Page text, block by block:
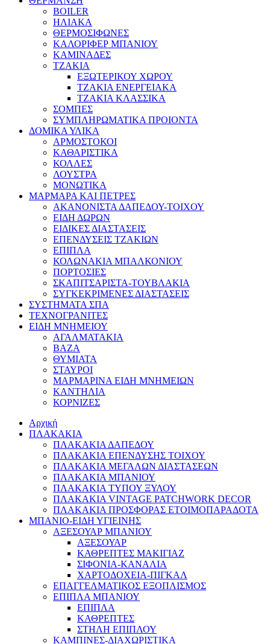
BOILER
ΗΛΙΑΚΑ
ΘΕΡΜΟΣΙΦΩΝΕΣ
ΚΑΛΟΡΙΦΕΡ ΜΠΑΝΙΟΥ
ΚΑΜΙΝΑΔΕΣ
ΤΖΑΚΙΑ
ΕΞΩΤΕΡΙΚΟΥ ΧΩΡΟΥ
ΤΖΑΚΙΑ ΕΝΕΡΓΕΙΑΚΑ
ΤΖΑΚΙΑ ΚΛΑΣΣΙΚΑ
ΣΟΜΠΕΣ
ΣΥΜΠΛΗΡΩΜΑΤΙΚΑ ΠΡΟΙΟΝΤΑ
ΔΟΜΙΚΑ ΥΛΙΚΑ
ΑΡΜΟΣΤΟΚΟΙ
ΚΑΘΑΡΙΣΤΙΚΑ
ΚΟΛΛΕΣ
ΛΟΥΣΤΡΑ
ΜΟΝΩΤΙΚΑ
ΜΑΡΜΑΡΑ ΚΑΙ ΠΕΤΡΕΣ
ΑΚΑΝΟΝΙΣΤΑ ΔΑΠΕΔΟΥ-ΤΟΙΧΟΥ
ΕΙΔΗ ΔΩΡΩΝ
ΕΙΔΙΚΕΣ ΔΙΑΣΤΑΣΕΙΣ
ΕΠΕΝΔΥΣΕΙΣ ΤΖΑΚΙΩΝ
ΕΠΙΠΛΑ
ΚΟΛΩΝΑΚΙΑ ΜΠΑΛΚΟΝΙΟΥ
ΠΟΡΤΟΣΙΕΣ
ΣΚΑΠΙΤΣΑΡΙΣΤΑ-ΤΟΥΒΛΑΚΙΑ
ΣΥΓΚΕΚΡΙΜΕΝΕΣ ΔΙΑΣΤΑΣΕΙΣ
ΣΥΣΤΗΜΑΤΑ ΣΠΑ
ΤΕΧΝΟΓΡΑΝΙΤΕΣ
ΕΙΔΗ ΜΝΗΜΕΙΟΥ
ΑΓΑΛΜΑΤΑΚΙΑ
ΒΑΖΑ
ΘΥΜΙΑΤΑ
ΣΤΑΥΡΟΙ
ΜΑΡΜΑΡΙΝΑ ΕΙΔΗ ΜΝΗΜΕΙΩΝ
ΚΑΝΤΗΛΙΑ
ΚΟΡΝΙΖΕΣ
Αρχική
ΠΛΑΚΑΚΙΑ
ΠΛΑΚΑΚΙΑ ΔΑΠΕΔΟΥ
ΠΛΑΚΑΚΙΑ ΕΠΕΝΔΥΣΗΣ ΤΟΙΧΟΥ
ΠΛΑΚΑΚΙΑ ΜΕΓΑΛΩΝ ΔΙΑΣΤΑΣΕΩΝ
ΠΛΑΚΑΚΙΑ ΜΠΑΝΙΟΥ
ΠΛΑΚΑΚΙΑ ΤΥΠΟΥ ΞΥΛΟΥ
ΠΛΑΚΑΚΙΑ VINTAGE PATCHWORK DECOR
ΠΛΑΚΑΚΙΑ ΠΡΟΣΦΟΡΑΣ ΕΤΟΙΜΟΠΑΡΑΔΟΤΑ
ΜΠΑΝΙΟ-ΕΙΔΗ ΥΓΙΕΙΝΗΣ
ΑΞΕΣΟΥΑΡ ΜΠΑΝΙΟΥ
ΑΞΕΣΟΥΑΡ
ΚΑΘΡΕΠΤΕΣ ΜΑΚΙΓΙΑΖ
ΣΙΦΟΝΙΑ-ΚΑΝΑΛΙΑ
ΧΑΡΤΟΔΟΧΕΙΑ-ΠΙΓΚΑΛ
ΕΠΑΓΓΕΛΜΑΤΙΚΟΣ ΕΞΟΠΛΙΣΜΟΣ
ΕΠΙΠΛΑ ΜΠΑΝΙΟΥ
ΕΠΙΠΛΑ
ΚΑΘΡΕΠΤΕΣ
ΣΤΗΛΗ ΕΠΙΠΛΟΥ
ΚΑΜΠΙΝΕΣ-ΔΙΑΧΩΡΙΣΤΙΚΑ